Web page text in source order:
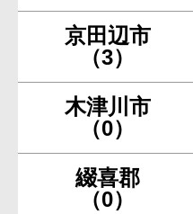
京田辺市
（3）
木津川市
（0）
綴喜郡
（0）